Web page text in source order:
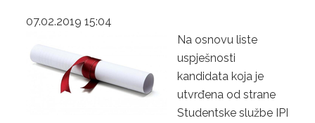
07.02.2019 15:04
Na osnovu liste
uspješnosti
kandidata koja je
utvrđena od strane
Studentske službe IPI